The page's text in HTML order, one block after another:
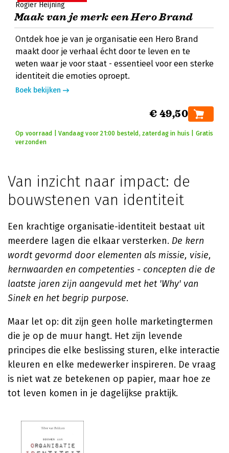
Rogier Heijning
Maak van je merk een Hero Brand
Ontdek hoe je van je organisatie een Hero Brand
maakt door je verhaal écht door te leven en te
weten waar je voor staat - essentieel voor een sterke
identiteit die emoties oproept.
Boek bekijken
€ 49,50
Op voorraad | Vandaag voor 21:00 besteld, zaterdag in huis | Gratis
verzonden
Van inzicht naar impact: de
bouwstenen van identiteit
Een krachtige organisatie-identiteit bestaat uit
meerdere lagen die elkaar versterken. De kern
wordt gevormd door elementen als missie, visie,
kernwaarden en competenties - concepten die de
laatste jaren zijn aangevuld met het 'Why' van
Sinek en het begrip purpose.
Maar let op: dit zijn geen holle marketingtermen
die je op de muur hangt. Het zijn levende
principes die elke beslissing sturen, elke interactie
kleuren en elke medewerker inspireren. De vraag
is niet wat ze betekenen op papier, maar hoe ze
tot leven komen in je dagelijkse praktijk.